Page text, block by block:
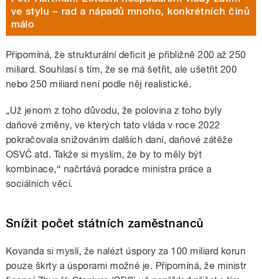
ve stylu – rad a nápadů mnoho, konkrétních činů
málo
Připomíná, že strukturální deficit je přibližně 200 až 250
miliard. Souhlasí s tím, že se má šetřit, ale ušetřit 200
nebo 250 miliard není podle něj realistické.
„Už jenom z toho důvodu, že polovina z toho byly
daňové změny, ve kterých tato vláda v roce 2022
pokračovala snižováním dalších daní, daňové zátěže
OSVČ atd. Takže si myslím, že by to měly být
kombinace,“ načrtává poradce ministra práce a
sociálních věcí.
Snížit počet státních zaměstnanců
Kovanda si myslí, že nalézt úspory za 100 miliard korun
pouze škrty a úsporami možné je. Připomíná, že ministr